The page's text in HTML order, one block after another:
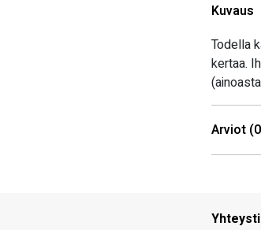
Kuvaus
Todella
kertaa.
Arviot